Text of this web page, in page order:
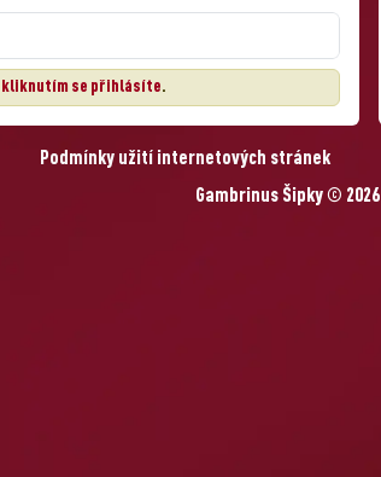
kliknutím se přihlásíte.
Podmínky užití internetových stránek
Gambrinus Šipky © 2026